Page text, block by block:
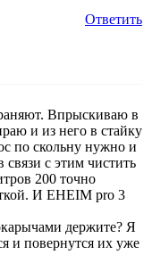
Ответить
Впрыскиваю в
и из него в стайку
по скольну нужно и
связи с этим чистить
200 точно
И EHEIM pro 3
держите? Я
и повернутся их уже